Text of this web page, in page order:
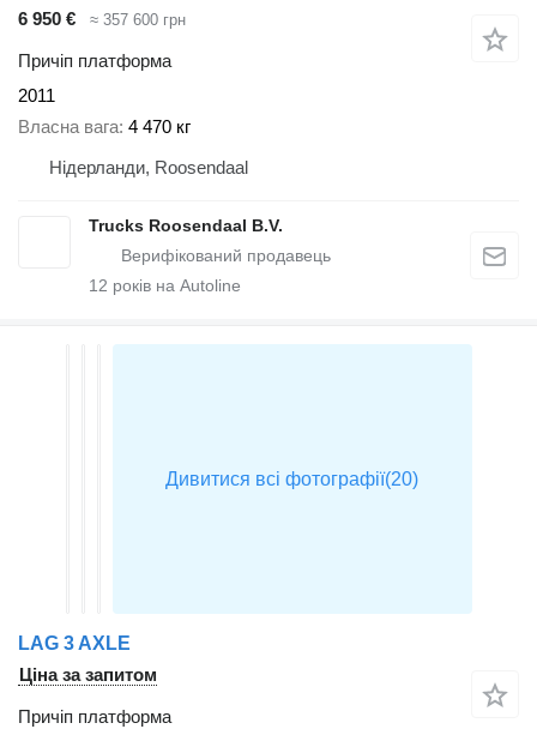
6 950 €
≈ 357 600 грн
Причіп платформа
2011
Власна вага 4 470 кг
Нідерланди, Roosendaal
Trucks Roosendaal B.V.
12 років на Autoline
LAG 3 AXLE
Ціна за запитом
Причіп платформа